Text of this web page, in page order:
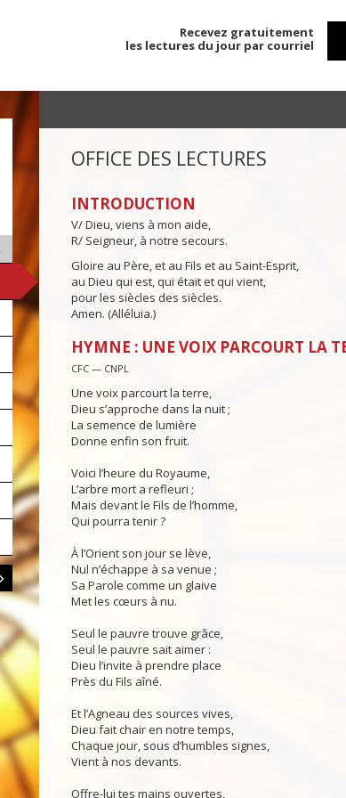
Recevez gratuitement
les lectures du jour par courriel
OFFICE DES LECTURES
INTRODUCTION
V/ Dieu, viens à mon aide,
R/ Seigneur, à notre secours.
Gloire au Père, et au Fils et au Saint-Esprit,
au Dieu qui est, qui était et qui vient,
pour les siècles des siècles.
Amen. (Alléluia.)
HYMNE : UNE VOIX PARCOURT LA
CFC — CNPL
Une voix parcourt la terre,
Dieu s’approche dans la nuit ;
La semence de lumière
Donne enfin son fruit.
Voici l’heure du Royaume,
L’arbre mort a refleuri ;
Mais devant le Fils de l’homme,
Qui pourra tenir ?
À l’Orient son jour se lève,
Nul n’échappe à sa venue ;
Sa Parole comme un glaive
Met les cœurs à nu.
Seul le pauvre trouve grâce,
Seul le pauvre sait aimer :
Dieu l’invite à prendre place
Près du Fils aîné.
Et l’Agneau des sources vives,
Dieu fait chair en notre temps,
Chaque jour, sous d’humbles signes,
Vient à nos devants.
Offre-lui tes mains ouvertes,